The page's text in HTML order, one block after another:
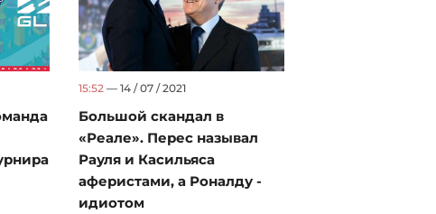
15:52 — 14 / 07 / 2021
Большой скандал в
«Реале». Перес называл
Рауля и Касильяса
аферистами, а Роналду -
идиотом